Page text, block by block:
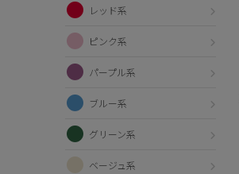
レッド系
ピンク系
パープル系
ブルー系
グリーン系
ベージュ系